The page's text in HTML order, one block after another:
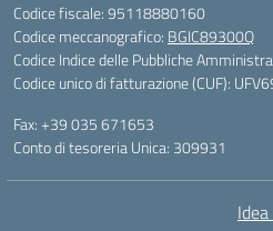
Codice fiscale: 95118880160
Codice meccanografico: BGIC89300Q
Codice Indice delle Pubbliche
Codice unico di fatturazione (CUF):
Fax: +39 035 671653
Conto di tesoreria Unica: 309931